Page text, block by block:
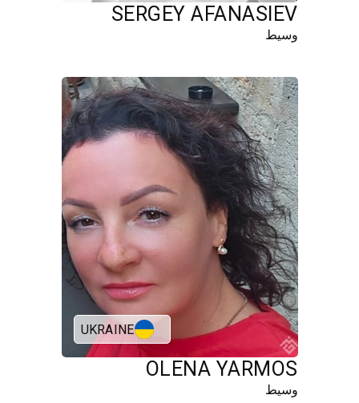
SERGEY AFANASIEV
وسيط
UKRAINE
OLENA YARMOS
وسيط